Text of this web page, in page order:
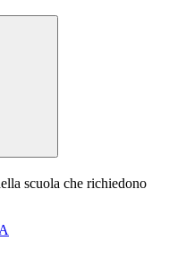
scuola che richiedono